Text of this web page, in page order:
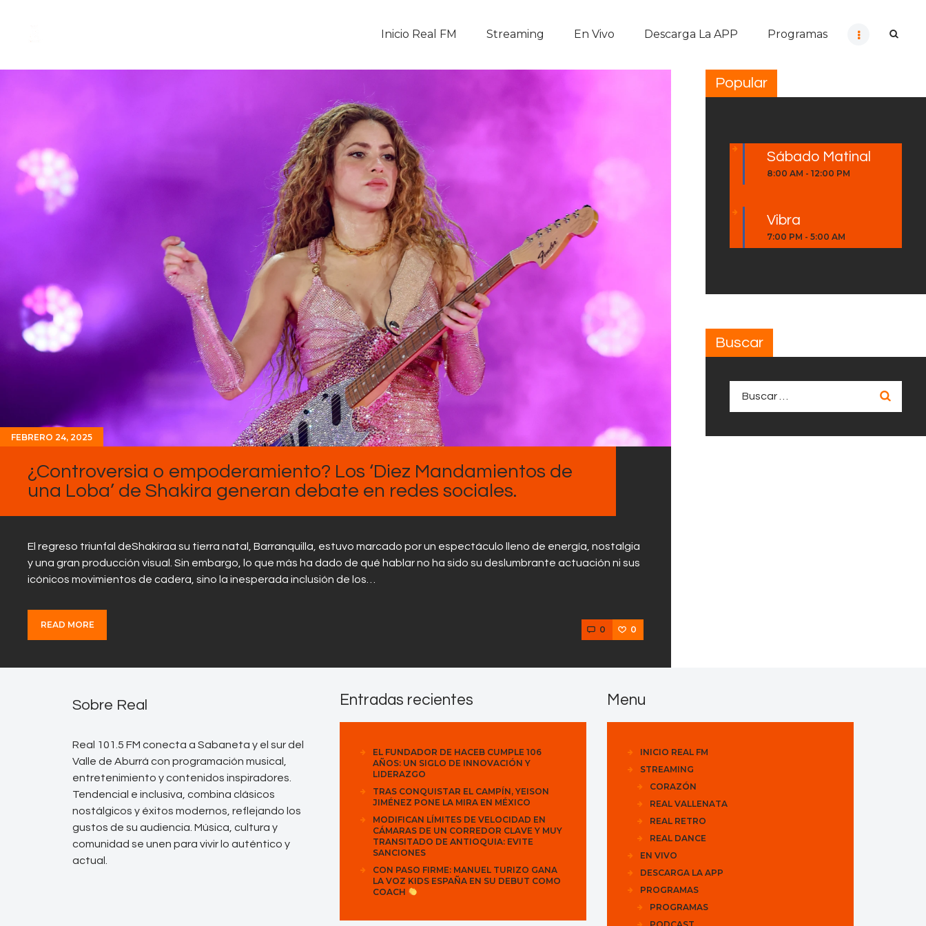
Inicio Real FM Streaming En Vivo Descarga La APP Programas
En Vivo
Descarga La APP
Programas
Noticias
Equipo
Sobre Nosotros
Contactos
FEBRERO 24, 2025
¿Controversia o empoderamiento? Los ‘Diez Mandamientos de
una Loba’ de Shakira generan debate en redes sociales.
El regreso triunfal deShakiraa su tierra natal, Barranquilla, estuvo marcado por un espectáculo lleno de energía, nostalgia
y una gran producción visual. Sin embargo, lo que más ha dado de qué hablar no ha sido su deslumbrante actuación ni sus
icónicos movimientos de cadera, sino la inesperada inclusión de los…
READ MORE 0 0
Popular
Sábado Matinal
8:00 AM -12:00 PM
Vibra
7:00 PM -5:00 AM
Buscar
Sobre Real
Real 101.5 FM conecta a Sabaneta y el sur del
Valle de Aburrá con programación musical,
entretenimiento y contenidos inspiradores.
Tendencial e inclusiva, combina clásicos
nostálgicos y éxitos modernos, reflejando los
gustos de su audiencia. Música, cultura y
comunidad se unen para vivir lo auténtico y
actual.
Entradas recientes
EL FUNDADOR DE HACEB CUMPLE 106
AÑOS: UN SIGLO DE INNOVACIÓN Y
LIDERAZGO
TRAS CONQUISTAR EL CAMPÍN, YEISON
JIMÉNEZ PONE LA MIRA EN MÉXICO
MODIFICAN LÍMITES DE VELOCIDAD EN
CÁMARAS DE UN CORREDOR CLAVE Y MUY
TRANSITADO DE ANTIOQUIA: EVITE
SANCIONES
CON PASO FIRME: MANUEL TURIZO GANA
LA VOZ KIDS ESPAÑA EN SU DEBUT COMO
COACH
Menu
INICIO REAL FM
STREAMING
CORAZÓN
REAL VALLENATA
REAL RETRO
REAL DANCE
EN VIVO
DESCARGA LA APP
PROGRAMAS
PROGRAMAS